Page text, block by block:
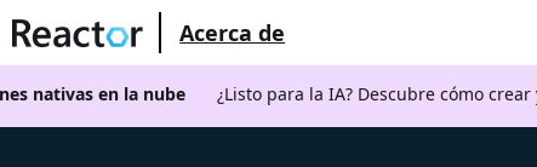
Acerca de
nativas en la nube ¿Listo para la IA? Descubre cómo